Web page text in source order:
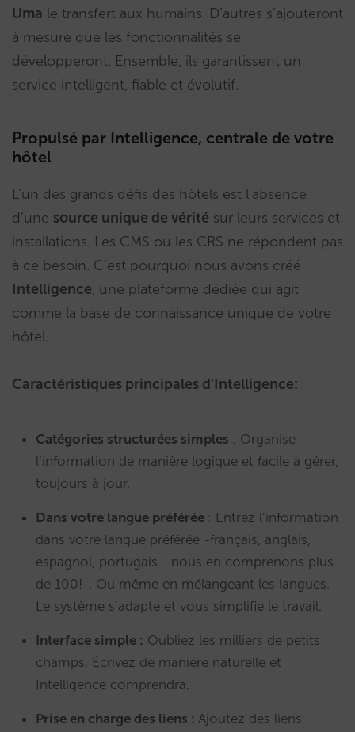
Uma le transfert aux humains. D’autres s’ajouteront
à mesure que les fonctionnalités se
développeront. Ensemble, ils garantissent un
service intelligent, fiable et évolutif.
Propulsé par Intelligence, centrale de votre
hôtel
L’un des grands défis des hôtels est l’absence
d’une source unique de vérité sur leurs services et
installations. Les CMS ou les CRS ne répondent pas
à ce besoin. C’est pourquoi nous avons créé
Intelligence, une plateforme dédiée qui agit
comme la base de connaissance unique de votre
hôtel.
Caractéristiques principales d’Intelligence:
Catégories structurées simples : Organise
l’information de manière logique et facile à gérer,
toujours à jour.
Dans votre langue préférée : Entrez l’information
dans votre langue préférée -français, anglais,
espagnol, portugais… nous en comprenons plus
de 100!-. Ou même en mélangeant les langues.
Le système s’adapte et vous simplifie le travail.
Interface simple : Oubliez les milliers de petits
champs. Écrivez de manière naturelle et
Intelligence comprendra.
Prise en charge des liens : Ajoutez des liens